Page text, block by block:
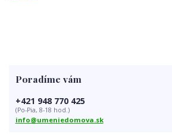
Poradíme vám
+421 948 770 425
(Po-Pia, 8-18 hod.)
info@umeniedomova.sk